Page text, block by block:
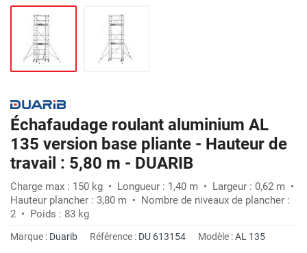
Échafaudage roulant aluminium AL
135 version base pliante - Hauteur de
travail : 5,80 m - DUARIB
Charge max : 150 kg • Longueur : 1,40 m • Largeur : 0,62 m •
Hauteur plancher : 3,80 m • Nombre de niveaux de plancher :
2 • Poids : 83 kg
Marque : Duarib Référence : DU 613154 Modèle :AL 135